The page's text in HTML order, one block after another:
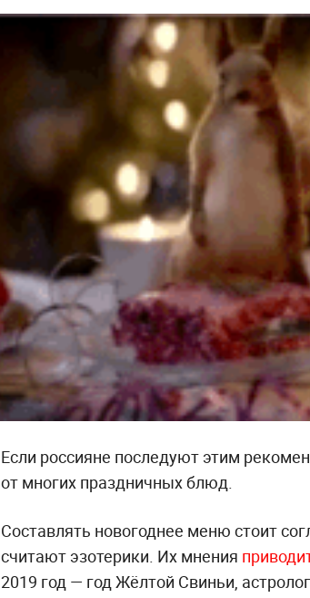
Если россияне последуют этим
от многих праздничных блюд.
Составлять новогоднее меню стоит
считают эзотерики. Их мнения
2019 год — год Жёлтой Свиньи,